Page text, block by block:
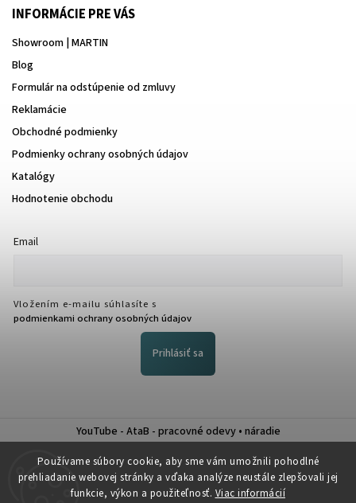
Používame súbory cookie, aby sme vám umožnili pohodlné
prehliadanie webovej stránky a vďaka analýze neustále zlepšovali jej
funkcie, výkon a použiteľnosť. Viac informácií
INFORMÁCIE PRE VÁS
Showroom | MARTIN
Blog
Formulár na odstúpenie od zmluvy
Reklamácie
Obchodné podmienky
Podmienky ochrany osobných údajov
Katalógy
Hodnotenie obchodu
Email
Vložením e-mailu súhlasíte s
podmienkami ochrany osobných údajov
Prihlásiť sa
YouTube - AtaB - pracovné odevy • náradie
Nákup na splátky QUATRO